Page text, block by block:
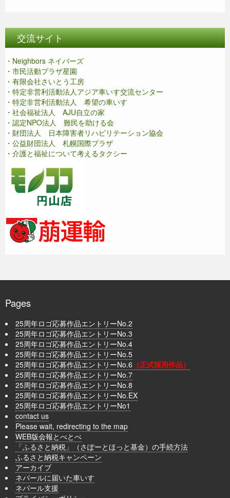
交流サイト
・Neighbors ネイバーズ
・市民活動プラザ星園
・有限会社さいとう工房
・特定非営利活動法人アジア車いす交流センター
・特定非営利活動法人 希望の車いす
・社会福祉法人 AJU自立の家
・認定NPO法人 難民を助ける会
・財団法人 日本障害者リハビリテーション協会
・公益財団法人 札幌国際プラザ
・介護と福祉について考えるタクシー
Pages
25周年ロゴ応募作品エントリーNo.2
25周年ロゴ応募作品エントリーNo.3
25周年ロゴ応募作品エントリーNo.4
25周年ロゴ応募作品エントリーNo.5
25周年ロゴ応募作品エントリーNo.6 （正式採用作品）
25周年ロゴ応募作品エントリーNo.7
25周年ロゴ応募作品エントリーNo.8
25周年ロゴ応募作品エントリーNo.EX
25周年ロゴ応募作品エントリーNo1
contact us
Please wait, redirecting to the map
WEB版会報とべとべ
「ふるさと納税」（さぽーとほっと基金）の手続方法
ふるさと納税キャンペーン
アーカイブ
ネパールに届いた車いす
ネパール支援